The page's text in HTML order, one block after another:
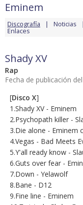
Eminem
Discografía Noticias
Enlaces
Shady XV
Rap
Fecha de publicación
[Disco X]
1.Shady XV - Eminem
2.Psychopath killer -
3.Die alone - Eminem
4.Vegas - Bad Meets
5.Y'all ready know -
6.Guts over fear -
7.Down - Yelawolf
8.Bane - D12
9.Fine line - Eminem